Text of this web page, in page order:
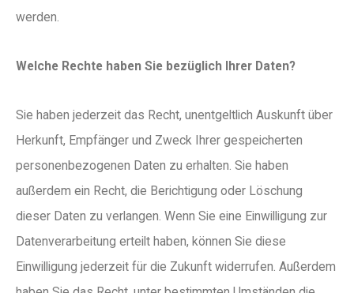
werden.
Welche Rechte haben Sie bezüglich Ihrer Daten?
Sie haben jederzeit das Recht, unentgeltlich Auskunft über
Herkunft, Empfänger und Zweck Ihrer gespeicherten
personenbezogenen Daten zu erhalten. Sie haben
außerdem ein Recht, die Berichtigung oder Löschung
dieser Daten zu verlangen. Wenn Sie eine Einwilligung zur
Datenverarbeitung erteilt haben, können Sie diese
Einwilligung jederzeit für die Zukunft widerrufen. Außerdem